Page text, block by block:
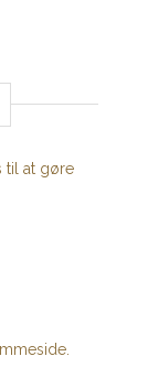
til at gøre